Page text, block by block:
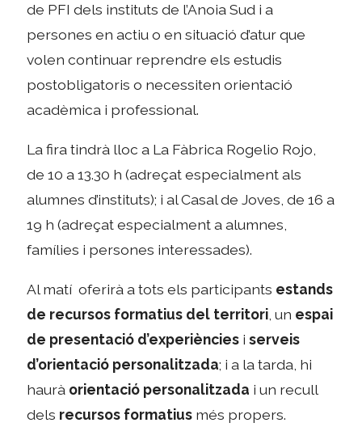
de PFI dels instituts de l’Anoia Sud i a
persones en actiu o en situació d’atur que
volen continuar reprendre els estudis
postobligatoris o necessiten orientació
acadèmica i professional.
La fira tindrà lloc a La Fàbrica Rogelio Rojo,
de 10 a 13.30 h (adreçat especialment als
alumnes d’instituts); i al Casal de Joves, de 16 a
19 h (adreçat especialment a alumnes,
famílies i persones interessades).
Al matí oferirà a tots els participants estands
de recursos formatius del territori , un espai
de presentació d’experiències iserveis
d’orientació personalitzada; i a la tarda, hi
haurà orientació personalitzada i un recull
dels recursos formatius més propers.